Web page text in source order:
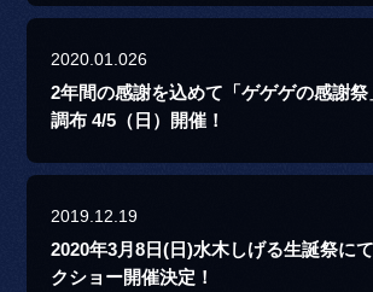
2020.01.026
2年間の感謝を込めて「ゲゲゲの感謝
調布 4/5（日）開催！
2019.12.19
2020年3月8日(日)水木しげる生誕祭に
クショー開催決定！